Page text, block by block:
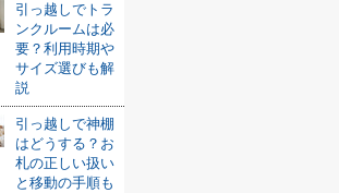
引っ越しでトラ
ンクルームは必
要？利用時期や
サイズ選びも解
説
引っ越しで神棚
はどうする？お
札の正しい扱い
と移動の手順も